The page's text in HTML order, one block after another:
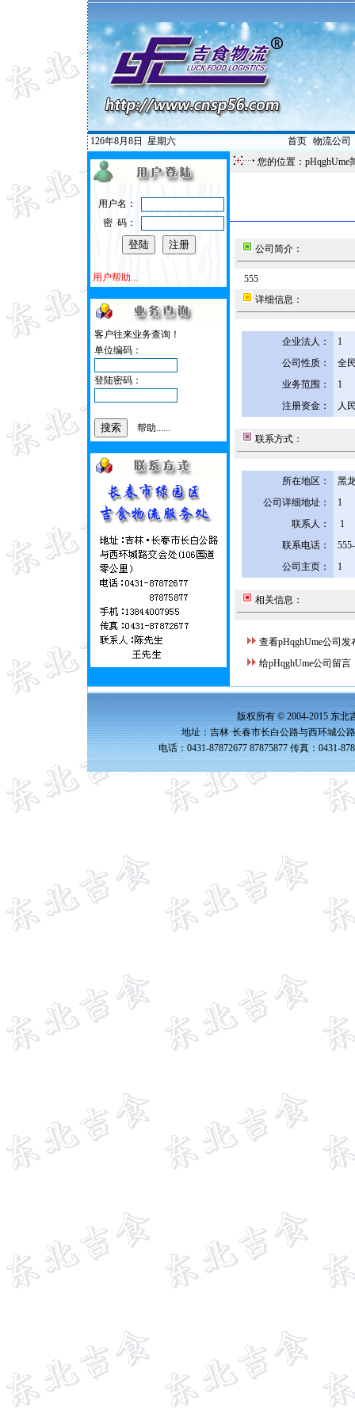
126年8月8日 星期六 首页| 物流公司
用户名：
密 码：
用户帮助...
客户往来业务查询！
单位编码：
登陆密码：
帮助......
您的位置：pHqghUme
公司简介：
555
详细信息：
企业法人：
1
公司性质：
全
业务范围：
1
注册资金：
人
联系方式：
所在地区：
黑
公司详细地址：
1
联系人：
1
联系电话：
公司主页：
1
相关信息：
查看pHqghUme公司发
给pHqghUme公司留言
版权所有 © 2004-2015 东北
地址：吉林·长春市长白公路与西环城公
电话：0431-87872677 87875877 传真：0431-